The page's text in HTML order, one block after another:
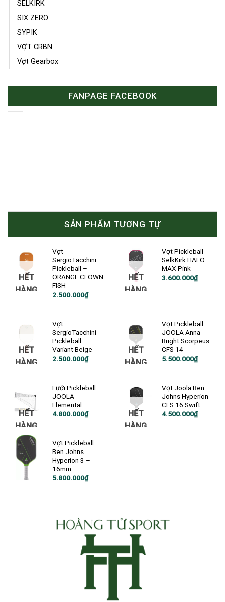
SELKIRK
SIX ZERO
SYPIK
VỢT CRBN
Vợt Gearbox
FANPAGE FACEBOOK
SẢN PHẨM TƯƠNG TỰ
HẾT
HÀNG
Vợt
SergioTacchini
Pickleball –
ORANGE CLOWN
FISH
Giá
2.500.000₫
Giá
2.500.000₫.
HẾT
HÀNG
Vợt Pickleball
SelkKirk HALO –
MAX Pink
Giá
3.600.000₫
Giá
HẾT
HÀNG
Vợt
SergioTacchini
Pickleball –
Variant Beige
Giá
2.500.000₫
Giá
2.500.000₫.
HẾT
HÀNG
Vợt Pickleball
JOOLA Anna
Bright Scorpeus
CFS 14
5.500.000₫
HẾT
HÀNG
Lưới Pickleball
JOOLA
Elemental
4.800.000₫
HẾT
HÀNG
Vợt Joola Ben
Johns Hyperion
CFS 16 Swift
Giá
4.500.000₫
Giá
Vợt Pickleball
Ben Johns
Hyperion 3 –
16mm
Giá
5.800.000₫
Giá
5.800.000₫.